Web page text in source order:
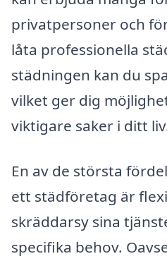
privatpersoner och
låta professionella
städningen kan du
vilket ger dig
viktigare saker i ditt
En av de största
ett städföretag är
skräddarsy sina
specifika behov.